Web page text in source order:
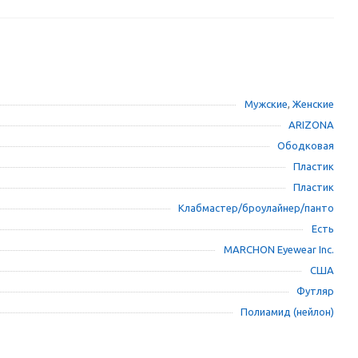
Мужские, Женские
ARIZONA
Ободковая
Пластик
Пластик
Клабмастер/броулайнер/панто
Есть
MARCHON Eyewear Inc.
США
Футляр
Полиамид (нейлон)